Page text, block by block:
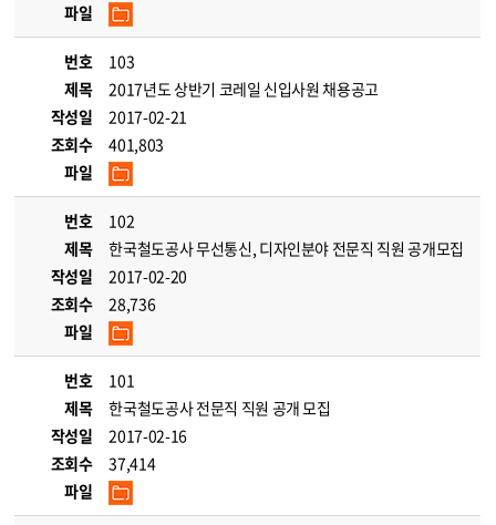
파일
번호
103
제목
2017년도 상반기 코레일 신입사원 채용공고
작성일
2017-02-21
조회수
401,803
파일
번호
102
제목
한국철도공사 무선통신, 디자인분야 전문직 직원 공개모집
작성일
2017-02-20
조회수
28,736
파일
번호
101
제목
한국철도공사 전문직 직원 공개 모집
작성일
2017-02-16
조회수
37,414
파일